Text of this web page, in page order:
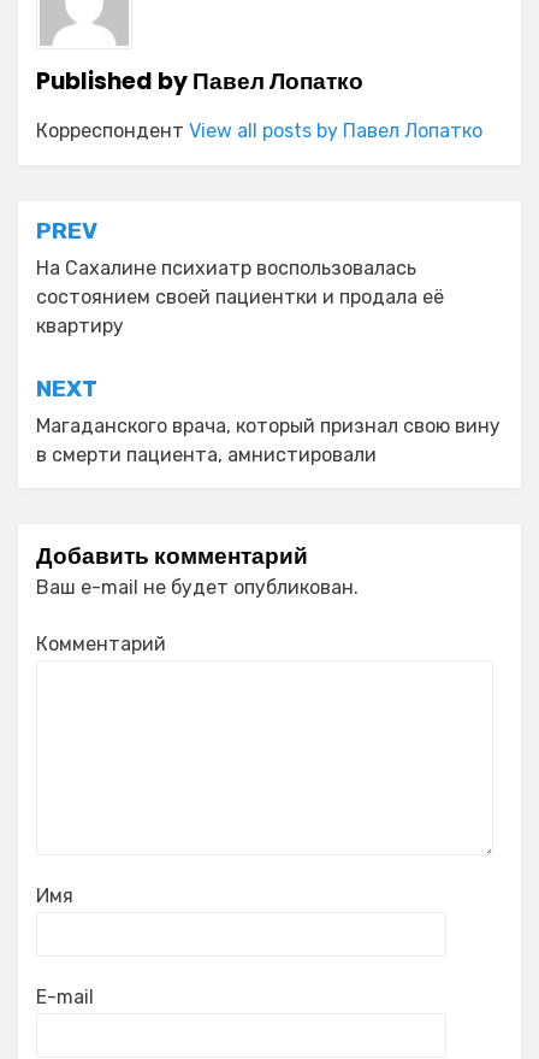
Published byПавел Лопатко
Корреспондент View all posts by Павел Лопатко
Навигация
по
записям
PREV
На Сахалине психиатр воспользовалась
состоянием своей пациентки и продала её
квартиру
NEXT
Магаданского врача, который признал свою вину
в смерти пациента, амнистировали
Добавить комментарий
Ваш e-mail не будет опубликован.
Комментарий
Имя
E-mail